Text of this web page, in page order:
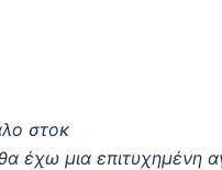
στοκ
έχω μια επιτυχημένη